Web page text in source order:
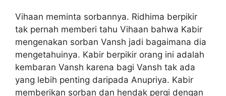
Vihaan meminta sorbannya. Ridhima berpikir
tak pernah memberi tahu Vihaan bahwa Kabir
mengenakan sorban Vansh jadi bagaimana dia
mengetahuinya. Kabir berpikir orang ini adalah
kembaran Vansh karena bagi Vansh tak ada
yang lebih penting daripada Anupriya. Kabir
memberikan sorban dan hendak pergi dengan